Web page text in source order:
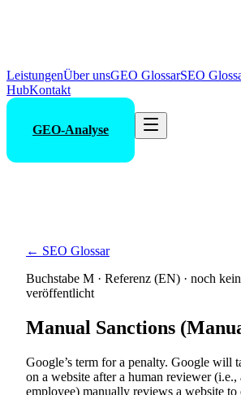
LeistungenÜber unsGEO GlossarSEO
HubKontakt
GEO-Analyse
← SEO Glossar
Buchstabe M · Referenz (EN) · noch
veröffentlicht
Manual Sanctions
Google’s term for a penalty. Google will
on a website after a human reviewer (i.e.,
employee) manually reviews a website